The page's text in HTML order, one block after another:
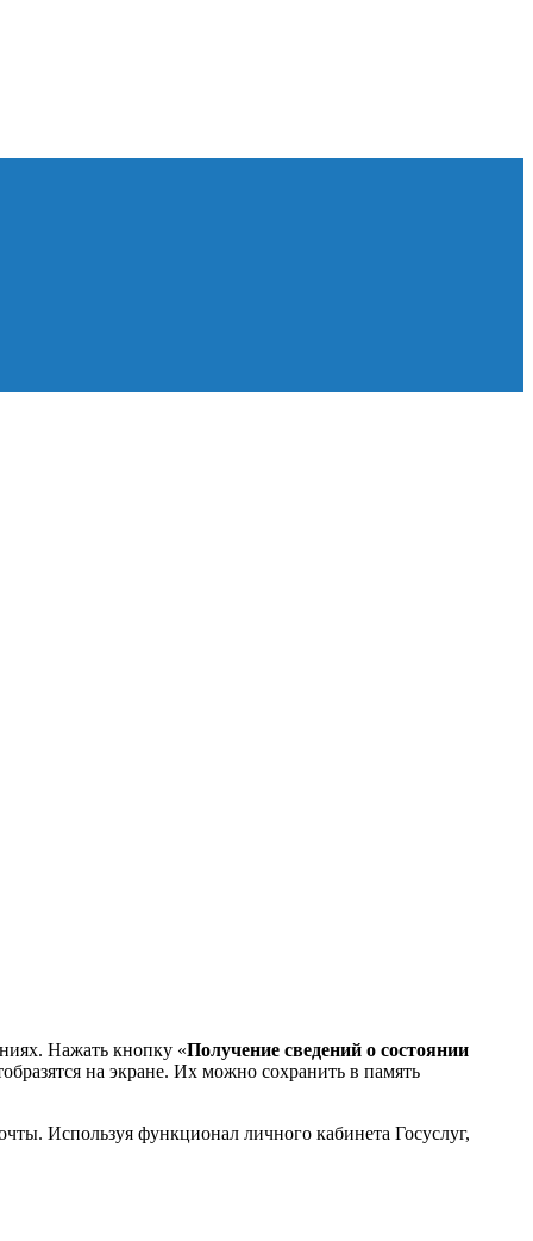
Нажать кнопку «Получение сведений о состоянии
на экране. Их можно сохранить в память
Используя функционал личного кабинета Госуслуг,